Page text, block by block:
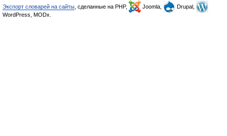
Экспорт словарей на сайты , сделанные на PHP, Joomla,
Drupal,
WordPress, MODx.